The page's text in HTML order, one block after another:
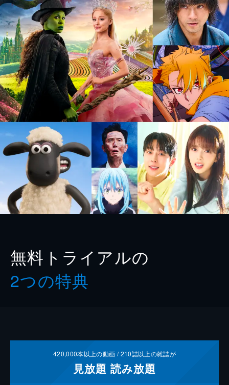
無料トライアルの
2つの特典
420,000本以上の動画 /210誌以上の雑誌が
見放題 読み放題